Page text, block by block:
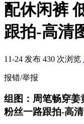
配休闲裤
跟拍-高清
11-24 发布 430 次浏览
报错/举报
组图：周笔畅穿姜
粉丝一路跟拍-高